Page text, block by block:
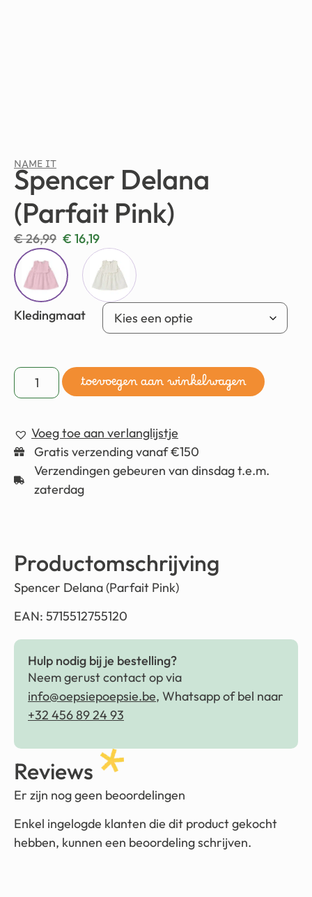
NAME IT
Spencer Delana
(Parfait Pink)
€26,99 € 16,19
Kledingmaat
toevoegen aan winkelwagen
Voeg toe aan verlanglijstje
Gratis verzending vanaf €150
Verzendingen gebeuren van dinsdag t.e.m.
zaterdag
Productomschrijving
Spencer Delana (Parfait Pink)
EAN: 5715512755120
Hulp nodig bij je bestelling?
Neem gerust contact op via
info@oepsiepoepsie.be, Whatsapp of bel naar
+32 456 89 24 93
Reviews
Er zijn nog geen beoordelingen
Enkel ingelogde klanten die dit product gekocht
hebben, kunnen een beoordeling schrijven.